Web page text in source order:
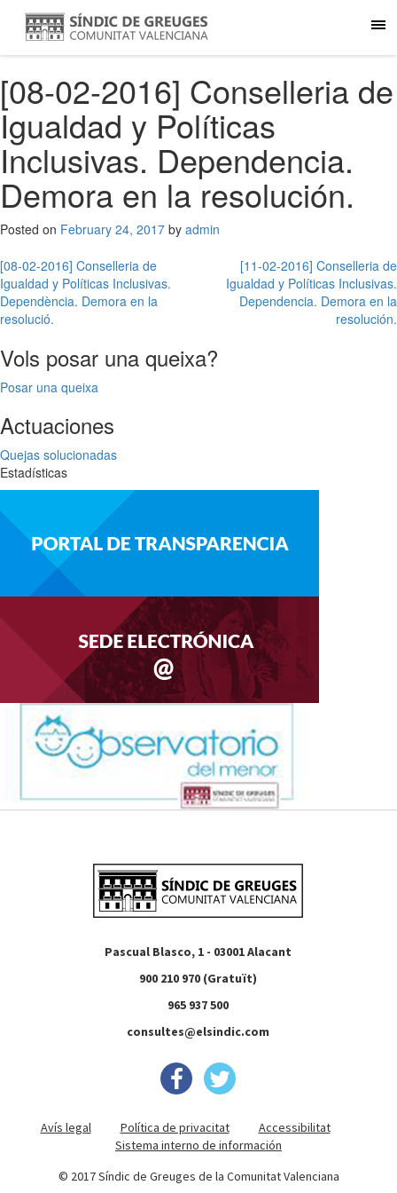
[08-02-2016] Conselleria de
Igualdad y Políticas
Inclusivas. Dependencia.
Demora en la resolución.
Posted on February 24, 2017 by admin
Post
navigation
[08-02-2016] Conselleria de
Igualdad y Políticas Inclusivas.
Dependència. Demora en la
resolució.
[11-02-2016] Conselleria de
Igualdad y Políticas Inclusivas.
Dependencia. Demora en la
resolución.
Vols posar una queixa?
Posar una queixa
Actuaciones
Quejas solucionadas
Estadísticas
Pascual Blasco, 1 - 03001 Alacant
900 210 970 (Gratuït)
965 937 500
consultes@elsindic.com
Avís legal Política de privacitat
Accessibilitat
Sistema interno de información
© 2017 Síndic de Greuges de la Comunitat Valenciana